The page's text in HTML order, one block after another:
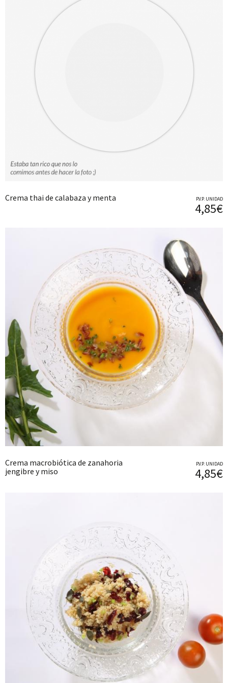
Crema thai de calabaza y menta P.V.P. UNIDAD
4,85€
Crema macrobiótica de zanahoria
jengibre y miso
P.V.P. UNIDAD
4,85€